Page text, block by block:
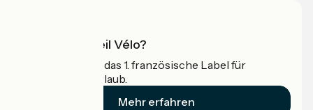
Was ist Accueil Vélo?
Accueil Vélo ist das 1. französische Label für
Radfahrer im Urlaub.
Mehr erfahren